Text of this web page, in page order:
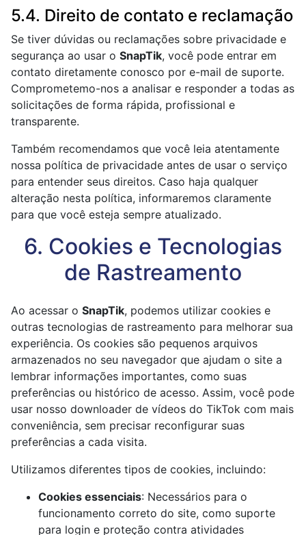
5.4. Direito de contato e reclamação
Se tiver dúvidas ou reclamações sobre privacidade e
segurança ao usar o SnapTik, você pode entrar em
contato diretamente conosco por e-mail de suporte.
Comprometemo-nos a analisar e responder a todas as
solicitações de forma rápida, profissional e
transparente.
Também recomendamos que você leia atentamente
nossa política de privacidade antes de usar o serviço
para entender seus direitos. Caso haja qualquer
alteração nesta política, informaremos claramente
para que você esteja sempre atualizado.
6. Cookies e Tecnologias
de Rastreamento
Ao acessar o SnapTik, podemos utilizar cookies e
outras tecnologias de rastreamento para melhorar sua
experiência. Os cookies são pequenos arquivos
armazenados no seu navegador que ajudam o site a
lembrar informações importantes, como suas
preferências ou histórico de acesso. Assim, você pode
usar nosso downloader de vídeos do TikTok com mais
conveniência, sem precisar reconfigurar suas
preferências a cada visita.
Utilizamos diferentes tipos de cookies, incluindo:
Cookies essenciais: Necessários para o
funcionamento correto do site, como suporte
para login e proteção contra atividades